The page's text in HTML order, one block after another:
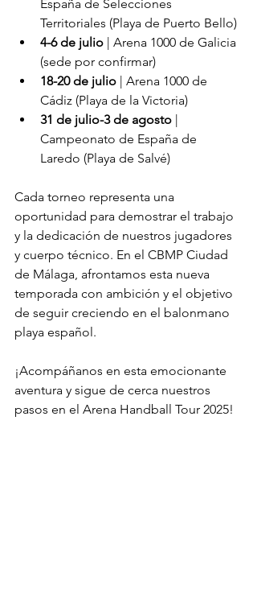
España de Selecciones
Territoriales (Playa de Puerto Bello)
4-6 de julio | Arena 1000 de Galicia
(sede por confirmar)
18-20 de julio | Arena 1000 de
Cádiz (Playa de la Victoria)
31 de julio-3 de agosto |
Campeonato de España de
Laredo (Playa de Salvé)
Cada torneo representa una
oportunidad para demostrar el trabajo
y la dedicación de nuestros jugadores
y cuerpo técnico. En el CBMP Ciudad
de Málaga, afrontamos esta nueva
temporada con ambición y el objetivo
de seguir creciendo en el balonmano
playa español.
¡Acompáñanos en esta emocionante
aventura y sigue de cerca nuestros
pasos en el Arena Handball Tour 2025!